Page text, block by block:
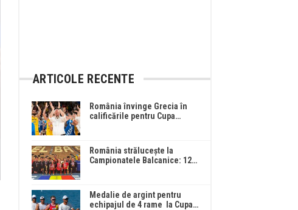
ARTICOLE RECENTE
România învinge Grecia în
calificările pentru Cupa…
România strălucește la
Campionatele Balcanice: 12…
Medalie de argint pentru
echipajul de 4 rame la Cupa…